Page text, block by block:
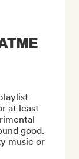
at least
good.
music or